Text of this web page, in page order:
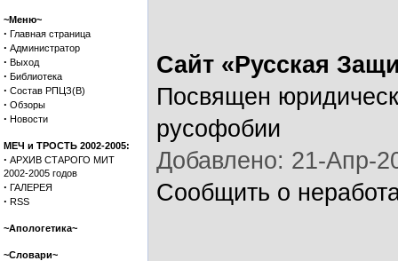
~Меню~
· Главная страница
· Администратор
· Выход
· Библиотека
· Состав РПЦЗ(В)
· Обзоры
· Новости
МЕЧ и ТРОСТЬ 2002-2005:
· АРХИВ СТАРОГО МИТ
2002-2005 годов
· ГАЛЕРЕЯ
· RSS
~Апологетика~
~Словари~
Сайт «Русская
Посвящен
русофобии
Добавлено: 21-Апр-
Сообщить о